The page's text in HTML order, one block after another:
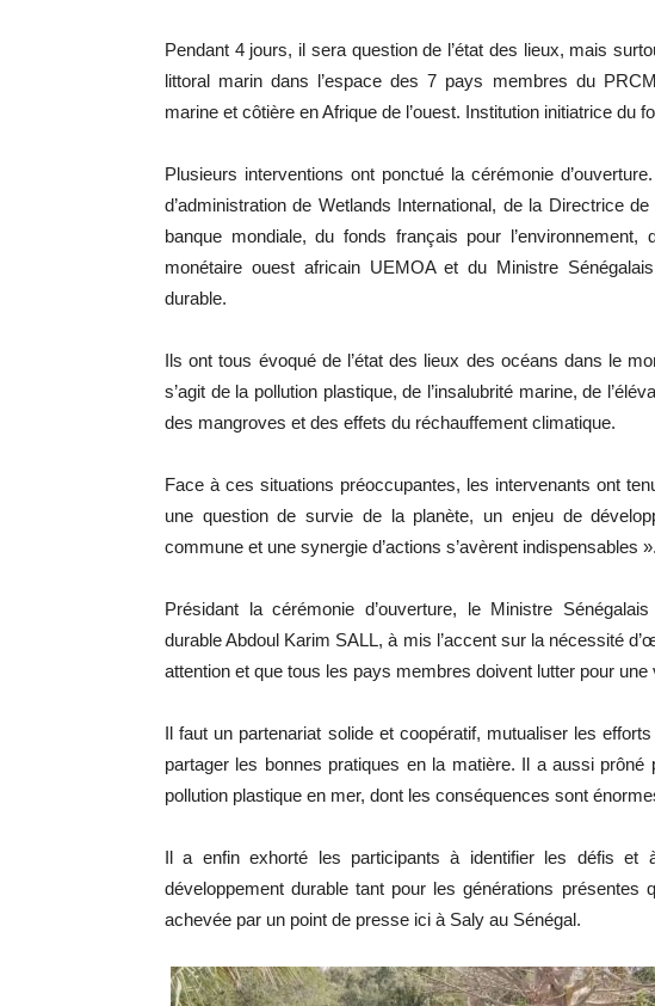
Pendant 4 jours, il sera question de l’état des lieux, mais
littoral marin dans l’espace des 7 pays membres du
marine et côtière en Afrique de l’ouest. Institution initiatrice du
Plusieurs interventions ont ponctué la cérémonie
d’administration de Wetlands International, de la Directrice
banque mondiale, du fonds français pour l’environnement,
monétaire ouest africain UEMOA et du Ministre
durable.
Ils ont tous évoqué de l’état des lieux des océans dans le
s’agit de la pollution plastique, de l’insalubrité marine, de
des mangroves et des effets du réchauffement climatique.
Face à ces situations préoccupantes, les intervenants ont
une question de survie de la planète, un enjeu de
commune et une synergie d’actions s’avèrent indispensables ».
Présidant la cérémonie d’ouverture, le Ministre
durable Abdoul Karim SALL, à mis l’accent sur la nécessité
attention et que tous les pays membres doivent lutter pour
Il faut un partenariat solide et coopératif, mutualiser les
partager les bonnes pratiques en la matière. Il a aussi
pollution plastique en mer, dont les conséquences sont
Il a enfin exhorté les participants à identifier les défis et
développement durable tant pour les générations présentes
achevée par un point de presse ici à Saly au Sénégal.